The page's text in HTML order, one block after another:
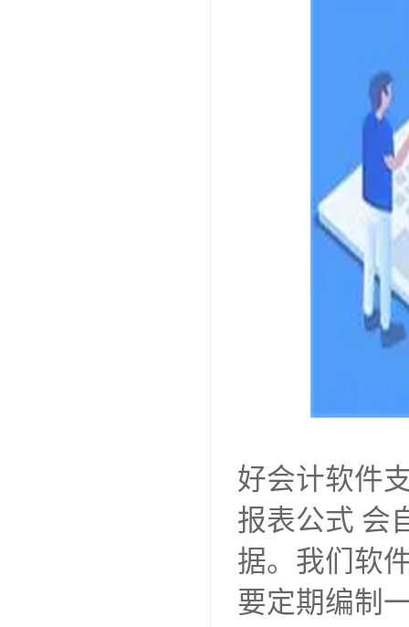
好会计软件
报表公式 会
据。我们软
要定期编制